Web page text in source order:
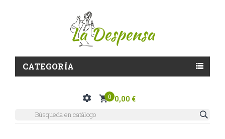
CATEGORÍA
0 0,00 €